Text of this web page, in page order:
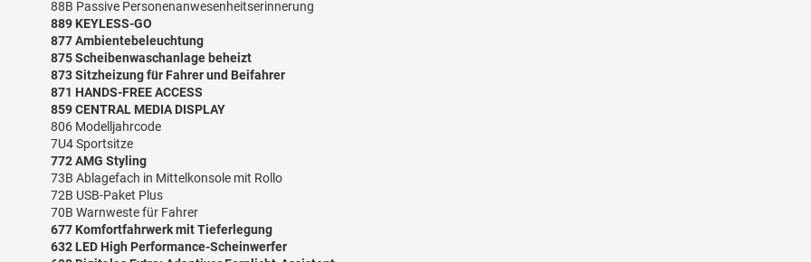
88B Passive Personenanwesenheitserinnerung
889 KEYLESS-GO
877 Ambientebeleuchtung
875 Scheibenwaschanlage beheizt
873 Sitzheizung für Fahrer und Beifahrer
871 HANDS-FREE ACCESS
859 CENTRAL MEDIA DISPLAY
806 Modelljahrcode
7U4 Sportsitze
772 AMG Styling
73B Ablagefach in Mittelkonsole mit Rollo
72B USB-Paket Plus
70B Warnweste für Fahrer
677 Komfortfahrwerk mit Tieferlegung
632 LED High Performance-Scheinwerfer